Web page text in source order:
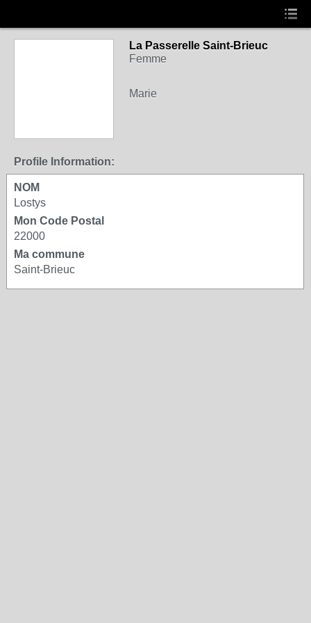
La Passerelle Saint-Brieuc
Femme
Marie
Profile Information:
NOM
Lostys
Mon Code Postal
22000
Ma commune
Saint-Brieuc